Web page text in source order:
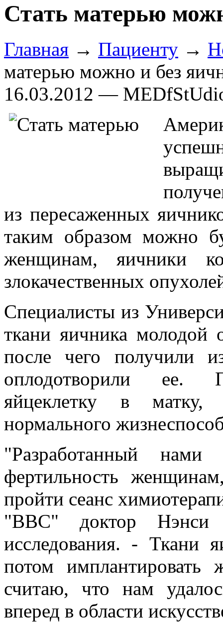
Стать матерью
Главная → Пациенту →
матерью можно и без
16.03.2012 —
из пересаженных
таким образом можно
женщинам, яичники
злокачественных
Специалисты из
ткани яичника
после чего получили
оплодотворили ее.
яйцеклетку в матку,
нормального
"Разработанный нами
фертильность
пройти сеанс
"ВВС" доктор Нэнси
исследования. - Ткани
потом
считаю, что нам
вперед в области